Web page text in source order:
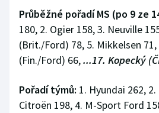
Průběžné pořadí MS (po 9 ze
180, 2. Ogier 158, 3. Neuville
(Brit./Ford) 78, 5. Mikkelsen 71,
(Fin./Ford) 66,...17. Kopecký
Pořadí týmů: 1. Hyundai 262,
Citroën 198, 4. M-Sport Ford